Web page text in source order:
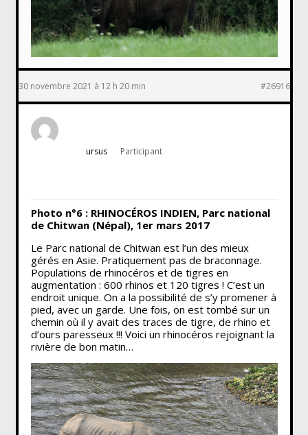
30 novembre 2021 à 12 h 20 min #26916
ursus Participant
Photo n°6 : RHINOCÉROS INDIEN, Parc national
de Chitwan (Népal), 1er mars 2017
Le Parc national de Chitwan est l’un des mieux
gérés en Asie. Pratiquement pas de braconnage.
Populations de rhinocéros et de tigres en
augmentation : 600 rhinos et 120 tigres ! C’est un
endroit unique. On a la possibilité de s’y promener à
pied, avec un garde. Une fois, on est tombé sur un
chemin où il y avait des traces de tigre, de rhino et
d’ours paresseux !!! Voici un rhinocéros rejoignant la
rivière de bon matin…